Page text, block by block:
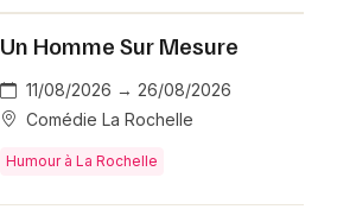
Un Homme Sur Mesure
11/08/2026 → 26/08/2026
Comédie La Rochelle
Humour à La Rochelle